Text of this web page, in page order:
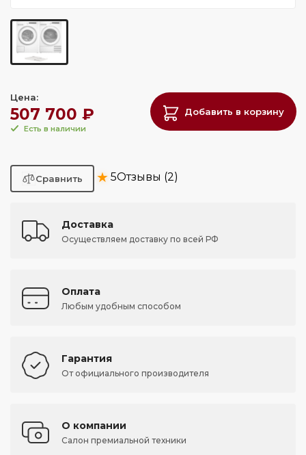
Цена:
507 700 ₽
Есть в наличии
Добавить в корзину
★ 5Отзывы (2)
Доставка
Осуществляем доставку по всей РФ
Оплата
Любым удобным способом
Гарантия
От официального производителя
О компании
Салон премиальной техники